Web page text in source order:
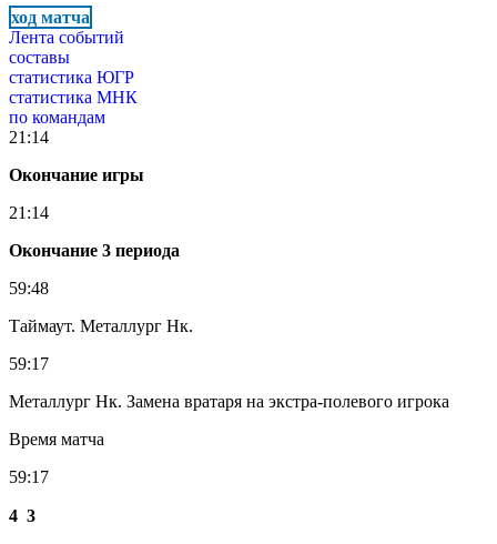
ход матча
Лента событий
составы
статистика ЮГР
статистика МНК
по командам
21:14
Окончание игры
21:14
Окончание 3 периода
59:48
Таймаут. Металлург Нк.
59:17
Металлург Нк. Замена вратаря на экстра-полевого игрока
Время матча
59:17
4 3